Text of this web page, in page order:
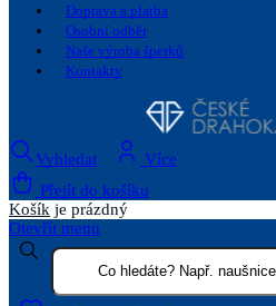
Doprava a platba
Osobní odběr
Naše výroba šperků
Kontakty
Vyhledat
Více
Přejít do košíku
Košík je prázdný
Otevřít menu